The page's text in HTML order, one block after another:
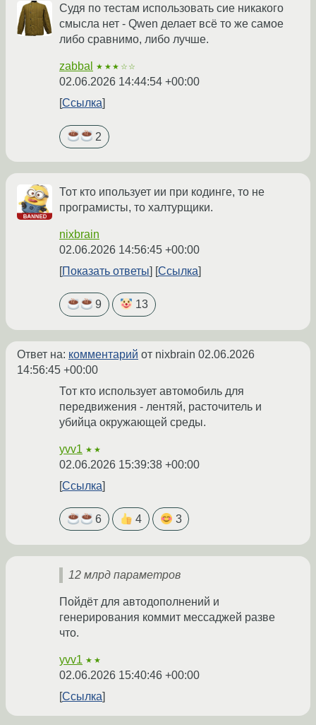
Судя по тестам использовать сие никакого
смысла нет - Qwen делает всё то же самое
либо сравнимо, либо лучше.
zabbal ★★★☆☆
02.06.2026 14:44:54 +00:00
Ссылка
2
Тот кто ипользует ии при кодинге, то не
програмисты, то халтурщики.
nixbrain
02.06.2026 14:56:45 +00:00
Показать ответы
Ссылка
9 13
Ответ на: комментарий от nixbrain 02.06.2026
14:56:45 +00:00
Тот кто использует автомобиль для
передвижения - лентяй, расточитель и
убийца окружающей среды.
yvv1 ★★
02.06.2026 15:39:38 +00:00
Ссылка
6 4 3
12 млрд параметров
Пойдёт для автодополнений и
генерирования коммит мессаджей разве
что.
yvv1 ★★
02.06.2026 15:40:46 +00:00
Ссылка